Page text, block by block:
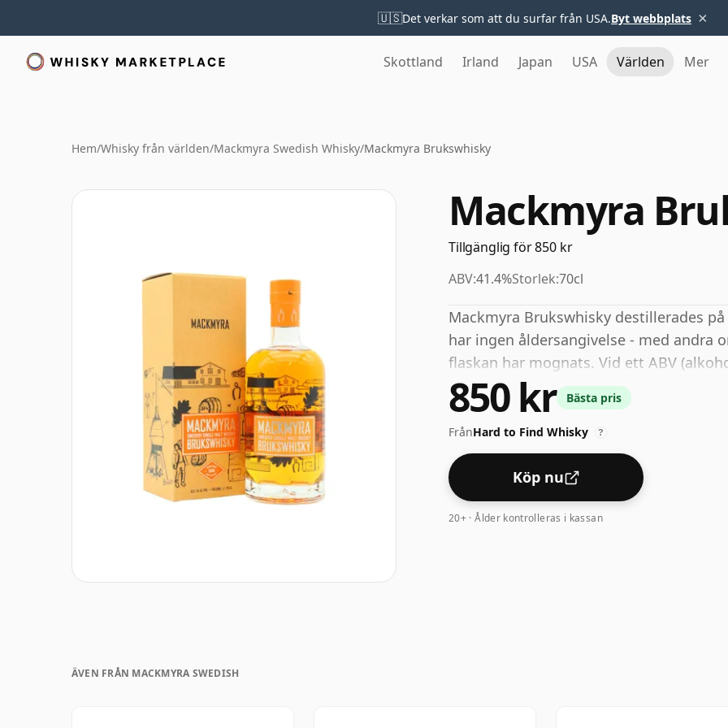
🇺🇸Det verkar som att du surfar från USA.Byt webbplats ×
Skottland Irland Japan USA Världen Mer
Hem/Whisky från världen/Mackmyra Swedish Whisky/Mackmyra Brukswhisky
Mackmyra
Tillgänglig för 850 kr
ABV:41.4%Storlek:70cl
Mackmyra Brukswhisky destillerades
har ingen åldersangivelse - med andra
flaskan har mognats. Vid ett ABV
styrkan som whisky kan buteljeras -
"standard" styrka.
850 kr Bästa pris
FrånHard to Find Whisky ?
Köp nu
20+ · Ålder kontrolleras i kassan
ÄVEN FRÅN MACKMYRA SWEDISH